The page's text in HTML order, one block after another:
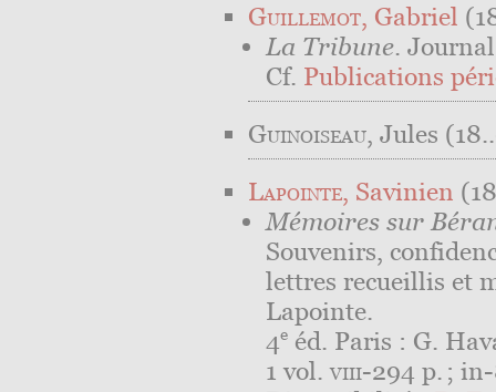
Guillemot, Gabriel
La Tribune.
Cf. Publications
Guinoiseau, Jules
Lapointe, Savinien
Mémoires sur
Souvenirs,
lettres recueillis et
Lapointe.
4e éd. Paris : G.
1 vol.viii-294 p. ;